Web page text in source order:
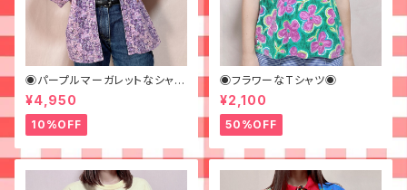
◉パープルマーガレットなシャツ
◉ 古着 花柄 紫
¥4,950
10%OFF
◉フラワーなTシャツ◉
¥2,100
50%OFF